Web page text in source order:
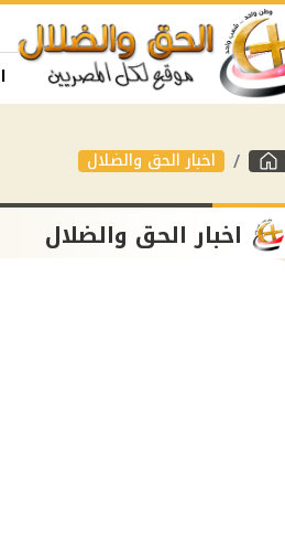
اخبار الحق والضلال
اخبار الحق والضلال